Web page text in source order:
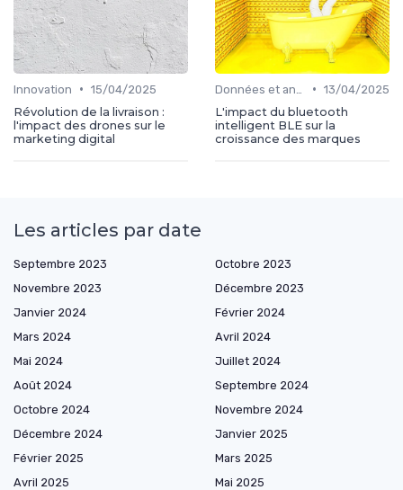
Innovation • 15/04/2025
Révolution de la livraison :
l'impact des drones sur le
marketing digital
• 13/04/2025
L'impact du bluetooth
intelligent BLE sur la
croissance des marques
Les articles par date
Septembre 2023
Octobre 2023
Novembre 2023
Décembre 2023
Janvier 2024
Février 2024
Mars 2024
Avril 2024
Mai 2024
Juillet 2024
Août 2024
Septembre 2024
Octobre 2024
Novembre 2024
Décembre 2024
Janvier 2025
Février 2025
Mars 2025
Avril 2025
Mai 2025